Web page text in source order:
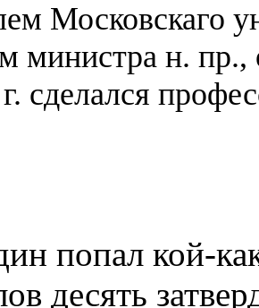
Московскаго
министра н. пр.,
сделался
попал кой-
десять